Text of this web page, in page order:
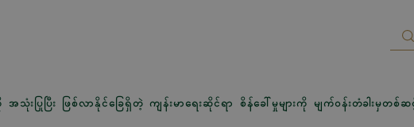
ြုပြီး ဖြစ်လာနိုင်ခြေရှိတဲ့ ကျန်းမာရေးဆိုင်ရာ စိန်ခေါ်မှုများကို မျက်ဝန်းတံခါးမှတစ်ဆင့်